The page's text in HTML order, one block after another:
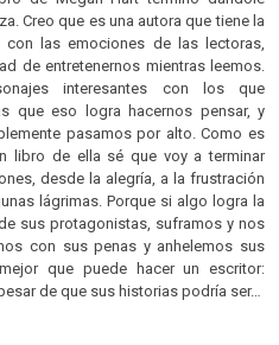
Creo que es una autora que tiene la
las emociones de las lectoras,
de entretenernos mientras leemos.
interesantes con los que
que eso logra hacernos pensar, y
pasamos por alto. Como es
libro de ella sé que voy a terminar
desde la alegría, a la frustración
lágrimas. Porque si algo logra la
sus protagonistas, suframos y nos
con sus penas y anhelemos sus
que puede hacer un escritor:
de que sus historias podría ser…